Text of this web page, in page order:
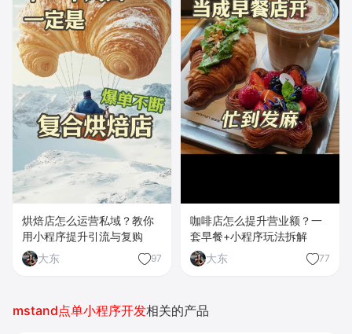
烘焙店怎么运营私域？教你
用小程序提升引流与复购
大东
97
咖啡店怎么提升营业额？一
套早餐+小程序玩法拆解
大东
77
mstand点单小程序开发相关的产品